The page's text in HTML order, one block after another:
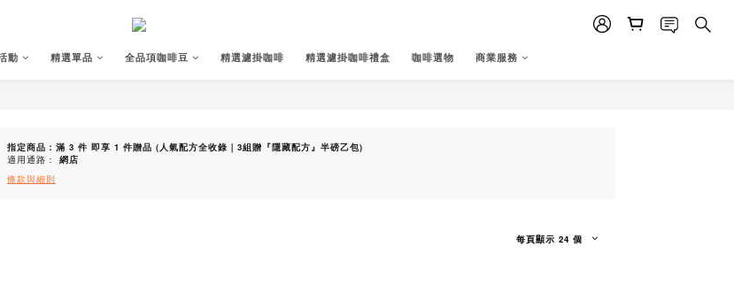
動 精選單品 全品項咖啡豆 精選濾掛咖啡 精選濾掛咖啡禮盒 咖啡選物 商業服務
指定商品：滿 3 件 即享 1 件贈品 (人氣配方全收錄｜3組贈『隱藏配方』半磅乙包)
適用通路： 網店
條款與細則
每頁顯示 24 個